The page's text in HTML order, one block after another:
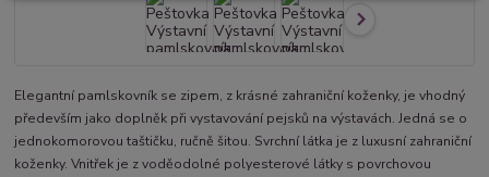
Elegantní pamlskovník se zipem, z krásné zahraniční koženky, je vhodný
především jako doplněk při vystavování pejsků na výstavách. Jedná se o
jednokomorovou taštičku, ručně šitou. Svrchní látka je z luxusní zahraniční
koženky. Vnitřek je z voděodolné polyesterové látky s povrchovou